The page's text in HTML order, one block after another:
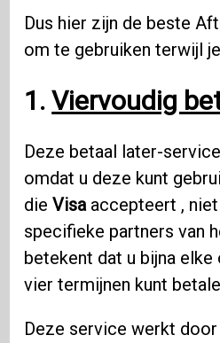
Dus hier zijn de beste
om te gebruiken terwijl
1.Viervoudig
Deze betaal later-
omdat u deze kunt
dieVisaaccepteert , niet
specifieke partners van
betekent dat u bijna elke
vier termijnen kunt
Deze service werkt